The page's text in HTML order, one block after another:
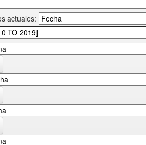
actuales: